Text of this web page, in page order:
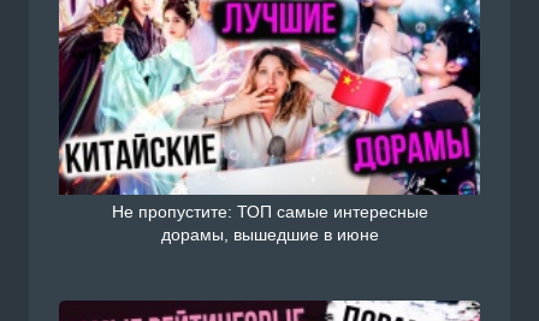
Не пропустите: ТОП самые интересные
дорамы, вышедшие в июне